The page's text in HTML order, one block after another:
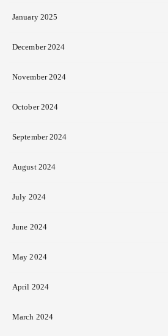
January 2025
December 2024
November 2024
October 2024
September 2024
August 2024
July 2024
June 2024
May 2024
April 2024
March 2024